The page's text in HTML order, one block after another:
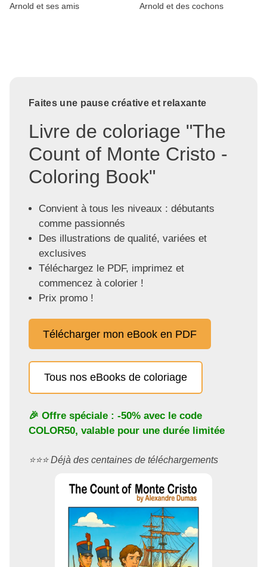
Arnold et ses amis Arnold et des cochons
Faites une pause créative et relaxante
Livre de coloriage "The
Count of Monte Cristo -
Coloring Book"
Convient à tous les niveaux : débutants
comme passionnés
Des illustrations de qualité, variées et
exclusives
Téléchargez le PDF, imprimez et
commencez à colorier !
Prix promo !
Télécharger mon eBook en PDF
Tous nos eBooks de coloriage
🎉 Offre spéciale : -50% avec le code
COLOR50, valable pour une durée limitée
⭐️⭐️⭐️ Déjà des centaines de téléchargements